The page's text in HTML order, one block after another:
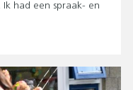
Ik had een spraak- en